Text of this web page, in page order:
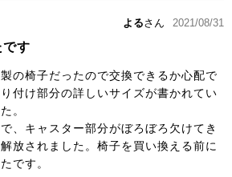
よるさん 2021/08/31
です
の椅子だったので交換できるか心配で
付け部分の詳しいサイズが書かれてい
。
、キャスター部分がぼろぼろ欠けてき
放されました。椅子を買い換える前に
です。